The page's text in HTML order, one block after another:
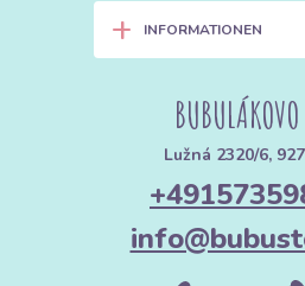
+ INFORMATIONEN
Lužná 2320/6,